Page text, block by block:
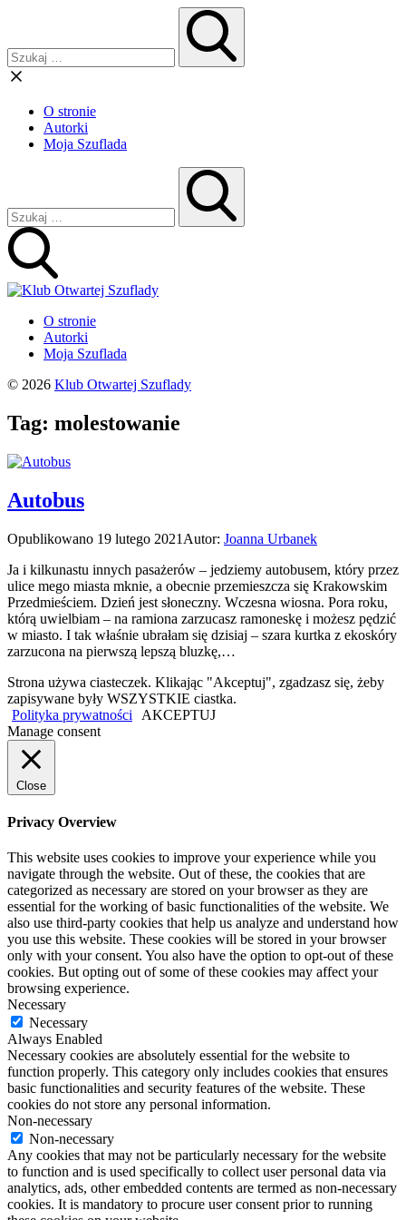
O stronie
Autorki
Moja Szuflada
O stronie
Autorki
Moja Szuflada
© 2026 Klub Otwartej Szuflady
Tag: molestowanie
Autobus
Opublikowano 19 lutego 2021 Autor: Joanna Urbanek
Ja i kilkunastu innych pasażerów – jedziemy autobusem, który przez
ulice mego miasta mknie, a obecnie przemieszcza się Krakowskim
Przedmieściem. Dzień jest słoneczny. Wczesna wiosna. Pora roku,
którą uwielbiam – na ramiona zarzucasz ramoneskę i możesz pędzić
w miasto. I tak właśnie ubrałam się dzisiaj – szara kurtka z ekoskóry
zarzucona na pierwszą lepszą bluzkę,…
Strona używa ciasteczek. Klikając "Akceptuj", zgadzasz się, żeby
zapisywane były WSZYSTKIE ciastka.
Polityka prywatności
AKCEPTUJ
Manage consent
Close
Privacy Overview
This website uses cookies to improve your experience while you
navigate through the website. Out of these, the cookies that are
categorized as necessary are stored on your browser as they are
essential for the working of basic functionalities of the website. We
also use third-party cookies that help us analyze and understand how
you use this website. These cookies will be stored in your browser
only with your consent. You also have the option to opt-out of these
cookies. But opting out of some of these cookies may affect your
browsing experience.
Necessary
Necessary
Always Enabled
Necessary cookies are absolutely essential for the website to
function properly. This category only includes cookies that ensures
basic functionalities and security features of the website. These
cookies do not store any personal information.
Non-necessary
Non-necessary
Any cookies that may not be particularly necessary for the website
to function and is used specifically to collect user personal data via
analytics, ads, other embedded contents are termed as non-necessary
cookies. It is mandatory to procure user consent prior to running